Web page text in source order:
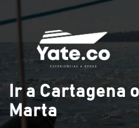
Saltar al contenido
Ir a Cartagena
Marta